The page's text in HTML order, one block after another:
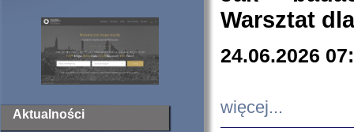
Aktualności
Warsztat
24.06.2026
więcej...